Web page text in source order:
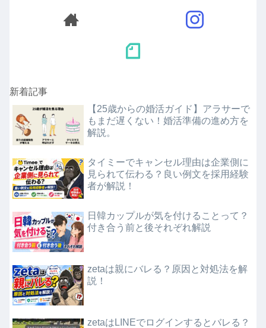
新着記事
【25歳からの婚活ガイド】アラサーで
もまだ遅くない！婚活準備の進め方を
解説。
タイミーでキャンセル理由は企業側に
見られて伝わる？良い例文を採用経験
者が解説！
日韓カップルが気を付けることって？
付き合う前と後それぞれ解説
zetaは親にバレる？原因と対処法を解
説！
zetaはLINEでログインするとバレる？